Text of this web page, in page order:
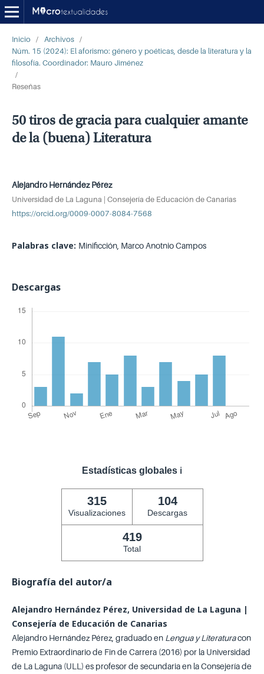
Inicio / Archivos /
Núm. 15 (2024): El aforismo: género y poéticas, desde la literatura y la
filosofía. Coordinador: Mauro Jiménez
/
Reseñas
50 tiros de gracia para cualquier amante
de la (buena) Literatura
Alejandro Hernández Pérez
Universidad de La Laguna | Consejería de Educación de Canarias
https://orcid.org/0009-0007-8084-7568
Palabras clave: Minificción, Marco Anotnio Campos
Descargas
Estadísticas globales ℹ️
315
Visualizaciones
104
Descargas
419
Total
Biografía del autor/a
Alejandro Hernández Pérez, Universidad de La Laguna |
Consejería de Educación de Canarias
Alejandro Hernández Pérez, graduadoenLengua y Literaturacon
Premio Extraordinario de Fin de Carrera (2016) por la Universidad
de La Laguna (ULL) es profesor de secundaria en la Consejería de